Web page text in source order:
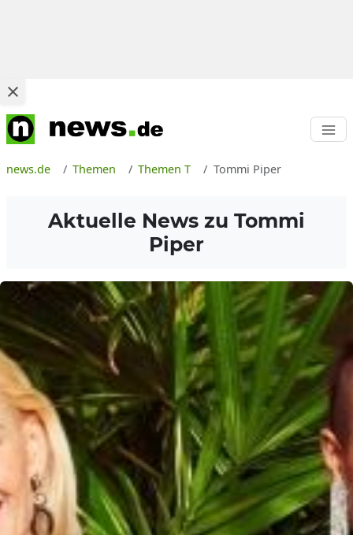
news.de Themen Themen T Tommi Piper
Aktuelle News zu Tommi
Piper